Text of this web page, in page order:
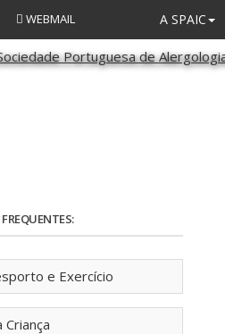
A SPAIC
WEBMAIL
e Exercício
Criança